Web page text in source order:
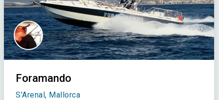
Foramando
S'Arenal, Mallorca